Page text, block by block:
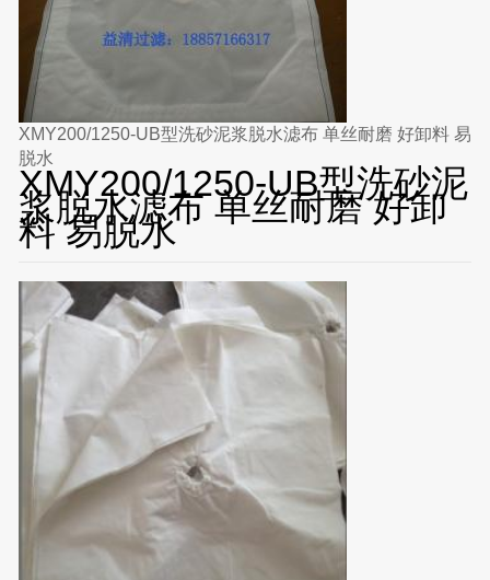
XMY200/1250-UB型洗砂泥浆脱水滤布 单丝耐磨 好卸料 易
脱水
XMY200/1250-UB型洗砂泥
浆脱水滤布 单丝耐磨 好卸
料 易脱水